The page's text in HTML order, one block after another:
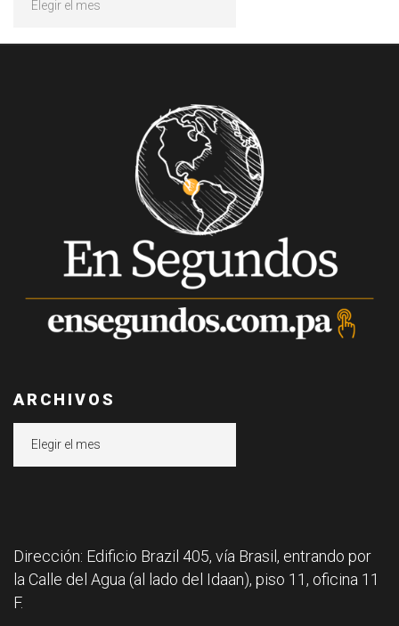
ARCHIVOS
Dirección: Edificio Brazil 405, vía Brasil, entrando por
la Calle del Agua (al lado del Idaan), piso 11, oficina 11
F.